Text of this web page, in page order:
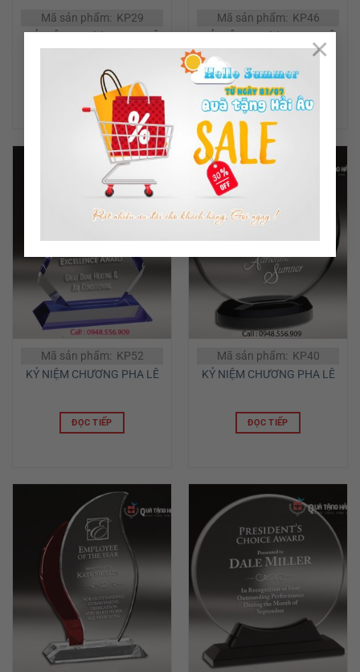
×
Mã sản phẩm: KP29
KỶ NIỆM CHƯƠNG PHA LÊ
ĐỌC TIẾP
Mã sản phẩm: KP46
KỶ NIỆM CHƯƠNG PHA LÊ
ĐỌC TIẾP
Mã sản phẩm: KP52
KỶ NIỆM CHƯƠNG PHA LÊ
ĐỌC TIẾP
Mã sản phẩm: KP40
KỶ NIỆM CHƯƠNG PHA LÊ
ĐỌC TIẾP